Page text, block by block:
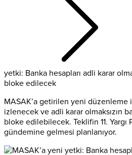
yetki: Banka hesapları adli karar
bloke edilecek
MASAK’a getirilen yeni düzenleme
izlenecek ve adli karar olmaksızın
bloke edilebilecek. Teklifin 11. Yargı
gündemine gelmesi planlanıyor.